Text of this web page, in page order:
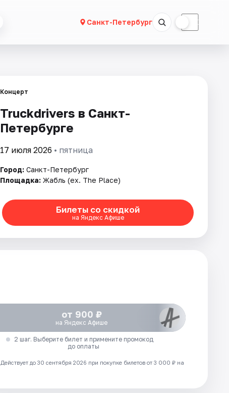
Санкт-Петербург ☾
Концерт
Truckdrivers в Санкт-
Петербурге
17 июля 2026 • пятница
Город: Санкт-Петербург
Площадка: Жабль (ex. The Place)
Билеты со скидкой
на Яндекс Афише
от 900 ₽
на Яндекс Афише
2 шаг. Выберите билет и примените промокод
до оплаты
Действует до 30 сентября 2026 при покупке билетов от 3 000 ₽ на